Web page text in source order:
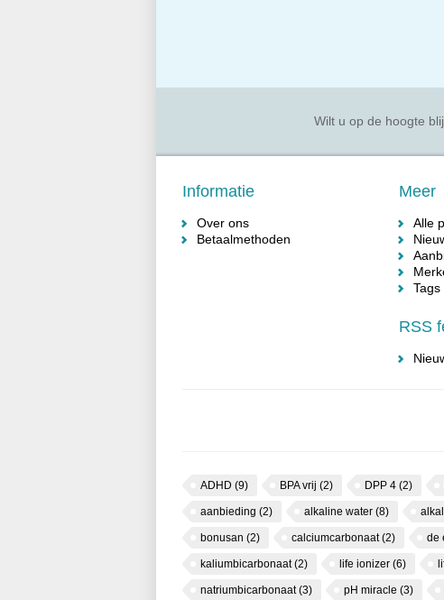
Wilt u op de hoogte
Informatie
Over ons
Betaalmethoden
Meer
Alle
Tags
RSS
ADHD (9) BPA vrij (2) DPP 4 (2)
aanbieding (2) alkaline water (8)
bonusan (2) calciumcarbonaat(2) de
kaliumbicarbonaat(2) life ionizer (6)
natriumbicarbonaat(3) pH miracle (3)